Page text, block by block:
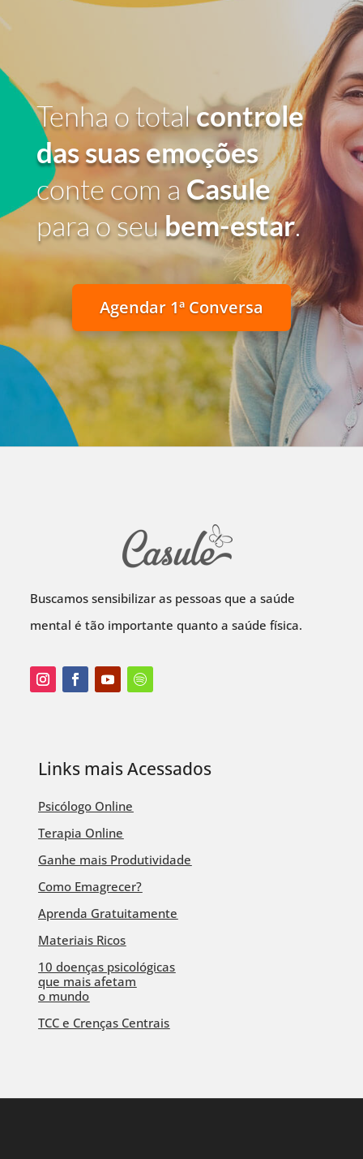
Tenha o totalcontrole
das suas emoções
conte com a Casule
para o seubem-estar.
Agendar 1ª Conversa
Buscamos sensibilizar as pessoas que a saúde
mental é tão importante quanto a saúde física.
Links mais Acessados
Psicólogo Online
Terapia Online
Ganhe mais Produtividade
Como Emagrecer?
Aprenda Gratuitamente
Materiais Ricos
10 doenças psicológicas
que mais afetam
o mundo
TCC e Crenças Centrais